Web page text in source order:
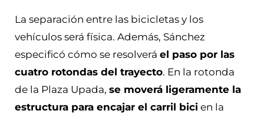
La separación entre las bicicletas y los
vehículos será física. Además, Sánchez
especificó cómo se resolverá el paso por las
cuatro rotondas del trayecto. En la rotonda
de la Plaza Upada, se moverá ligeramente la
estructura para encajar el carril bici en la